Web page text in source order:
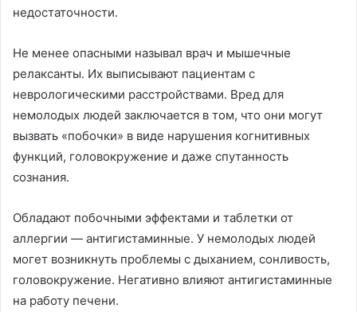
недостаточности.
Не менее опасными называл врач и мышечные
релаксанты. Их выписывают пациентам с
неврологическими расстройствами. Вред для
немолодых людей заключается в том, что они могут
вызвать «побочки» в виде нарушения когнитивных
функций, головокружение и даже спутанность
сознания.
Обладают побочными эффектами и таблетки от
аллергии — антигистаминные. У немолодых людей
могет возникнуть проблемы с дыханием, сонливость,
головокружение. Негативно влияют антигистаминные
на работу печени.